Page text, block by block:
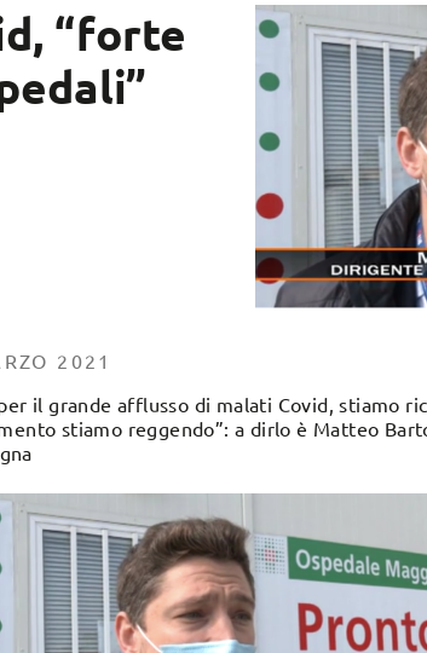
“forte
2021
il grande afflusso di malati Covid, stiamo
stiamo reggendo”: a dirlo è Matteo